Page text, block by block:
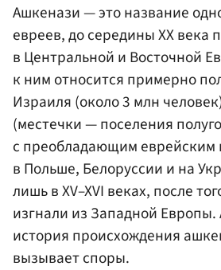
Ашкенази — это название
евреев, до середины XX века
в Центральной и Восточной
к ним относится примерно
Израиля (около 3 млн
(местечки — поселения
с преобладающим еврейским
в Польше, Белоруссии и на
лишь в XV–XVI веках, после
изгнали из Западной Европы.
история происхождения
вызывает споры.